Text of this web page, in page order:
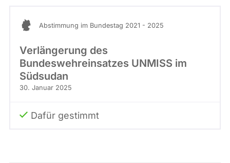
Abstimmung im Bundestag 2021 - 2025
Verlängerung des
Bundeswehreinsatzes UNMISS im
Südsudan
30. Januar 2025
Dafür gestimmt